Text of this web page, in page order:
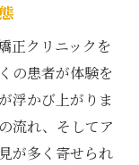
正クリニックを
の患者が体験を
浮かび上がりま
流れ、そしてア
が多く寄せられ